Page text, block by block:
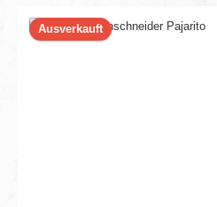
Ausverkauft